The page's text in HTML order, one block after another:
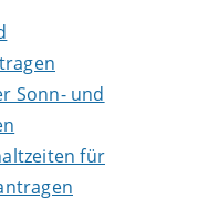
Sonn- und
für